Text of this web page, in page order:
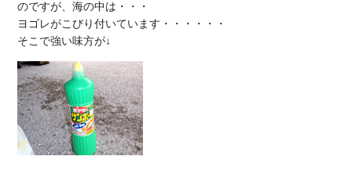
のですが、海の中は・・・
ヨゴレがこびり付いています・・・・・・